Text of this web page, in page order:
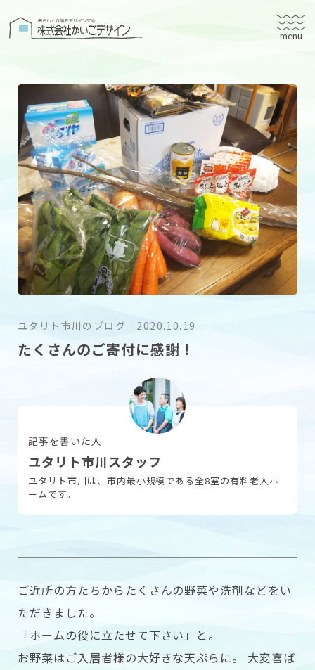
株式会社かいごデザイン
有料老人ホームユタリト
ユタリト船橋
ユタリト市川
デイサービスネスト実籾
建築設計
ブログ
会社案内
お問い合わせ
ユタリト市川のブログ ｜ 2020.10.19
たくさんのご寄付に感謝！
記事を書いた人
ユタリト市川スタッフ
ユタリト市川は、市内最小規模である全8室の有料老人ホ
ームです。
ご近所の方たちからたくさんの野菜や洗剤などをい
ただきました。
「ホームの役に立たせて下さい」と。
お野菜はご入居者様の大好きな天ぷらに。 大変喜ば